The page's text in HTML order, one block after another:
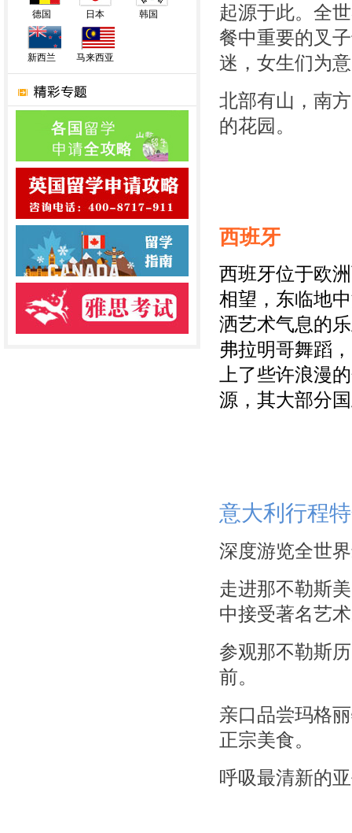
德国 日本 韩国
新西兰 马来西亚
起源于此。全
餐中重要的叉
迷，女生们为
北部有山，南
的花园。
西班牙
西班牙位于欧
相望，东临地
洒艺术气息的
弗拉明哥舞蹈
上了些许浪漫
源，其大部分
意大利行程
深度游览全世
走进那不勒斯
中接受著名艺
参观那不勒斯
前。
亲口品尝玛格
正宗美食。
呼吸最清新的